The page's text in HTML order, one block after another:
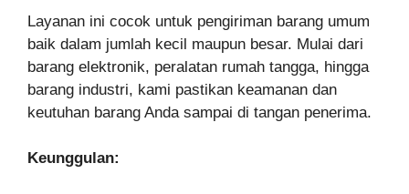
Layanan ini cocok untuk pengiriman barang umum
baik dalam jumlah kecil maupun besar. Mulai dari
barang elektronik, peralatan rumah tangga, hingga
barang industri, kami pastikan keamanan dan
keutuhan barang Anda sampai di tangan penerima.
Keunggulan: